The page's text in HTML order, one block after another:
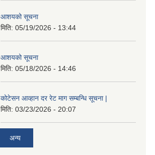
आशयको सूचना
मिति: 05/19/2026 - 13:44
आशयको सूचना
मिति: 05/18/2026 - 14:46
कोटेसन आव्हान दर रेट माग सम्बन्धि सूचना |
मिति: 03/23/2026 - 20:07
अन्य